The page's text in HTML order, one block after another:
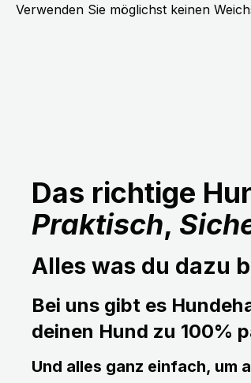
Verwenden Sie möglichst keinen
Das richtige
Praktisch,
Alles was du dazu
Bei uns gibt es
deinen Hund zu 100%
Und alles ganz einfach, um